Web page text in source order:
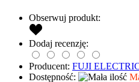
Obserwuj produkt:
Dodaj recenzję:
Producent: FUJI
Dostępność: